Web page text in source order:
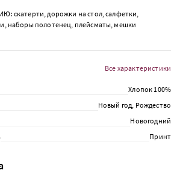
скатерти, дорожки на стол, салфетки,
наборы полотенец, плейсматы, мешки
Хлопок 100%
Новый год, Рождество
Новогодний
Принт
Все характеристики